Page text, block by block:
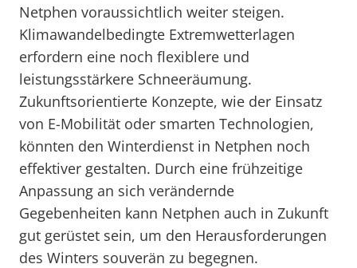
Netphen voraussichtlich weiter steigen.
Klimawandelbedingte Extremwetterlagen
erfordern eine noch flexiblere und
leistungsstärkere Schneeräumung.
Zukunftsorientierte Konzepte, wie der Einsatz
von E-Mobilität oder smarten Technologien,
könnten den Winterdienst in Netphen noch
effektiver gestalten. Durch eine frühzeitige
Anpassung an sich verändernde
Gegebenheiten kann Netphen auch in Zukunft
gut gerüstet sein, um den Herausforderungen
des Winters souverän zu begegnen.